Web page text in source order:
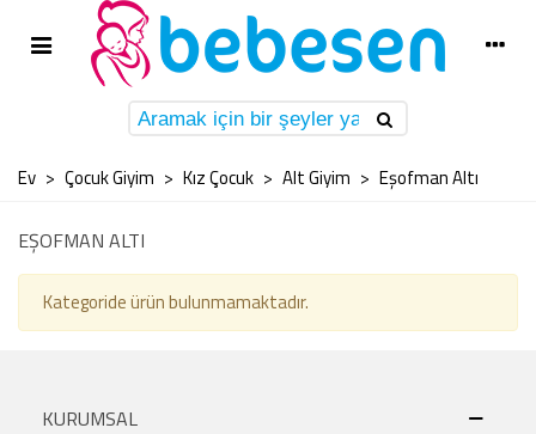
Ev > Çocuk Giyim > Kız Çocuk > Alt Giyim > Eşofman Altı
EŞOFMAN ALTI
Kategoride ürün bulunmamaktadır.
KURUMSAL